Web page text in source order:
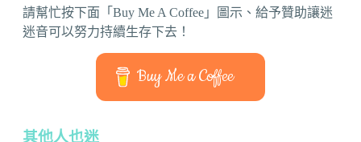
請幫忙按下面「Buy Me A Coffee」圖示、給予贊助讓迷
迷音可以努力持續生存下去！
Buy Me a Coffee
其他人也迷